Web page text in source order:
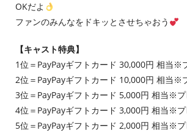
OKだよ
ファンのみんなをドキッとさせちゃおう
【キャスト特典】
1位＝PayPayギフトカード 30,000円 相当※
2位＝PayPayギフトカード 10,000円 相当※
3位＝PayPayギフトカード 5,000円 相当※プ
4位＝PayPayギフトカード 3,000円 相当※プ
5位＝PayPayギフトカード 2,000円 相当※プ